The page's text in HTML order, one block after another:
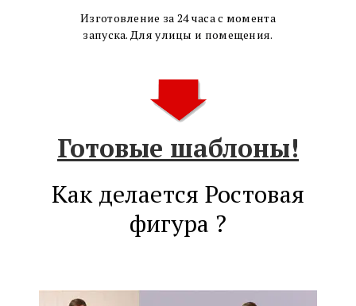
Изготовление за 24 часа с момента
запуска. Для улицы и помещения.
Готовые шаблоны!
Как делается Ростовая
фигура ?